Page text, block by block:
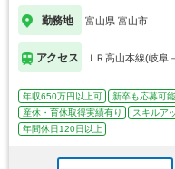
勤務地 富山県 富山市
アクセス ＪＲ高山本線(岐阜
年収650万円以上可 新卒も応募可能
産休・育休取得実績有り
スキルア
年間休日120日以上